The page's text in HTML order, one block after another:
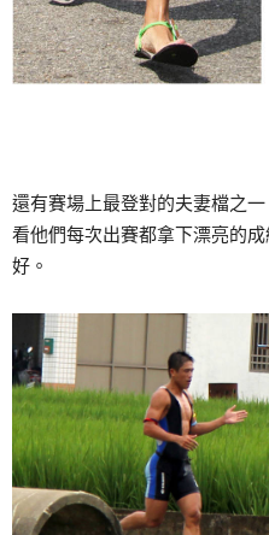
還有賽場上最登對的夫妻檔之
看他們每次出賽都拿下漂亮的
好。